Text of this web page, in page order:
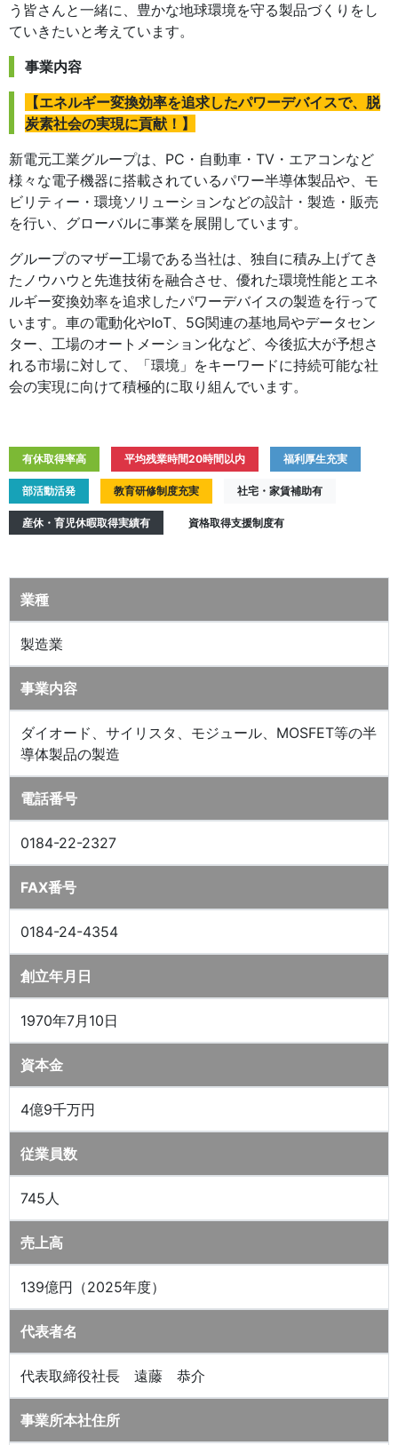
う皆さんと一緒に、豊かな地球環境を守る製品づくりをし
ていきたいと考えています。
事業内容
【エネルギー変換効率を追求したパワーデバイスで、脱
炭素社会の実現に貢献！】
新電元工業グループは、PC・自動車・TV・エアコンなど
様々な電子機器に搭載されているパワー半導体製品や、モ
ビリティー・環境ソリューションなどの設計・製造・販売
を行い、グローバルに事業を展開しています。
グループのマザー工場である当社は、独自に積み上げてき
たノウハウと先進技術を融合させ、優れた環境性能とエネ
ルギー変換効率を追求したパワーデバイスの製造を行って
います。車の電動化やIoT、5G関連の基地局やデータセン
ター、工場のオートメーション化など、今後拡大が予想さ
れる市場に対して、「環境」をキーワードに持続可能な社
会の実現に向けて積極的に取り組んでいます。
有休取得率高 平均残業時間20時間以内 福利厚生充実
部活動活発 教育研修制度充実 社宅・家賃補助有
産休・育児休暇取得実績有 資格取得支援制度有
業種
製造業
事業内容
ダイオード、サイリスタ、モジュール、MOSFET等の半
導体製品の製造
電話番号
0184-22-2327
FAX番号
0184-24-4354
創立年月日
1970年7月10日
資本金
4億9千万円
従業員数
745人
売上高
139億円（2025年度）
代表者名
代表取締役社長 遠藤 恭介
事業所本社住所